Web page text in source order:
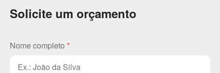
Solicite um orçamento
Nome completo *